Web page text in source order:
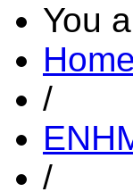
You
Home
/
/